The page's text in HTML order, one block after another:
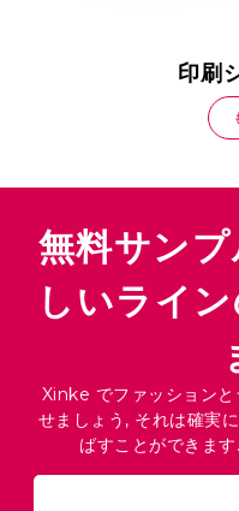
印刷
無料サン
しいライ
Xinke でファッションと
せましょう, それは確実
ばすことができま